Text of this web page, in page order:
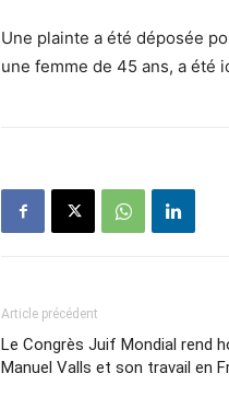
Une plainte a été déposée
une femme de 45 ans, a été
Article précédent
Le Congrès Juif Mondial rend
Manuel Valls et son travail en